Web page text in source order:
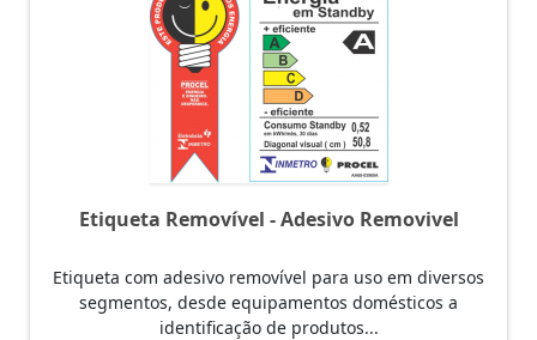
Etiqueta Removível - Adesivo Removivel
Etiqueta com adesivo removível para uso em diversos
segmentos, desde equipamentos domésticos a
identificação de produtos...